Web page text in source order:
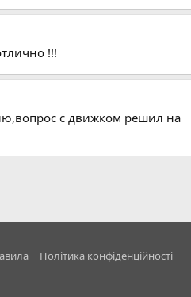
!!!
с движком решил на
Політика конфіденційності